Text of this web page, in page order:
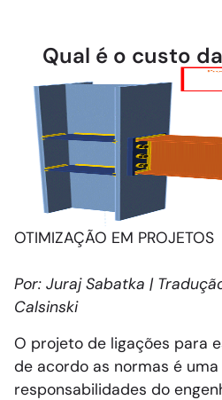
Qual é o custo
OTIMIZAÇÃO EM PROJETOS
Por: Juraj Sabatka |
Calsinski
O projeto de ligações para
de acordo as normas é uma
responsabilidades do